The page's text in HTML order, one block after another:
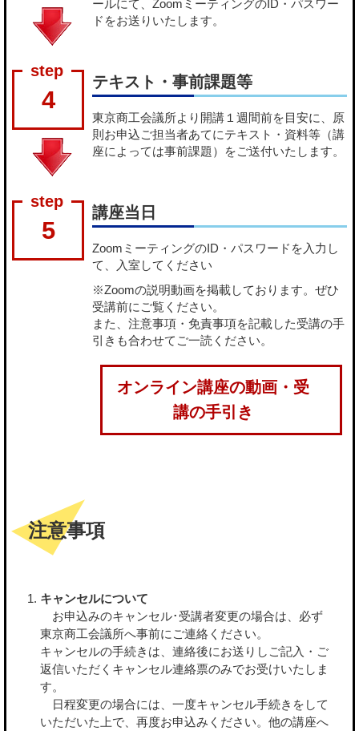
ールにて、ZoomミーティングのID・パスワー
ドをお送りいたします。
4
テキスト・事前課題等
東京商工会議所より開講１週間前を目安に、原
則お申込ご担当者あてにテキスト・資料等（講
座によっては事前課題）をご送付いたします。
5
講座当日
ZoomミーティングのID・パスワードを入力し
て、入室してください
※Zoomの説明動画を掲載しております。ぜひ
受講前にご覧ください。
また、注意事項・免責事項を記載した受講の手
引きも合わせてご一読ください。
オンライン講座の動画・受
講の手引き
注意事項
キャンセルについて
お申込みのキャンセル･受講者変更の場合は、必ず
東京商工会議所へ事前にご連絡ください。
キャンセルの手続きは、連絡後にお送りしご記入・ご
返信いただくキャンセル連絡票のみでお受けいたしま
す。
日程変更の場合には、一度キャンセル手続きをして
いただいた上で、再度お申込みください。他の講座へ